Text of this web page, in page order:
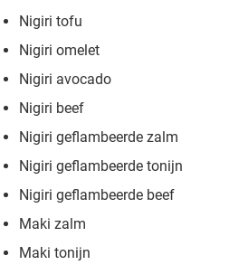
Nigiri tofu
Nigiri omelet
Nigiri avocado
Nigiri beef
Nigiri geflambeerde zalm
Nigiri geflambeerde tonijn
Nigiri geflambeerde beef
Maki zalm
Maki tonijn